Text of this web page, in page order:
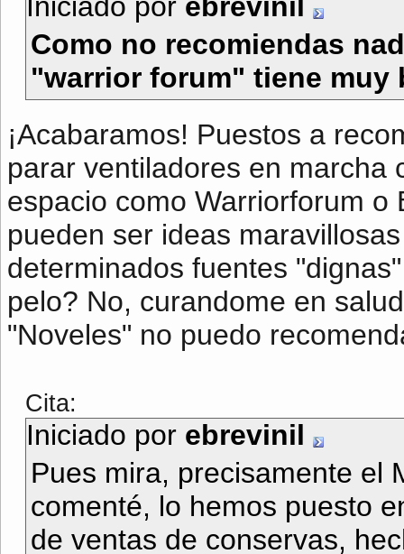
Como no recomiendas
"warrior forum" tiene muy
¡Acabaramos! Puestos a
parar ventiladores en marcha
espacio como Warriorforum
pueden ser ideas
determinados fuentes
pelo? No, curandome en
"Noveles" no puedo
Cita:
Iniciado por ebrevinil
Pues mira, precisamente el
comenté, lo hemos puesto
de ventas de conservas,